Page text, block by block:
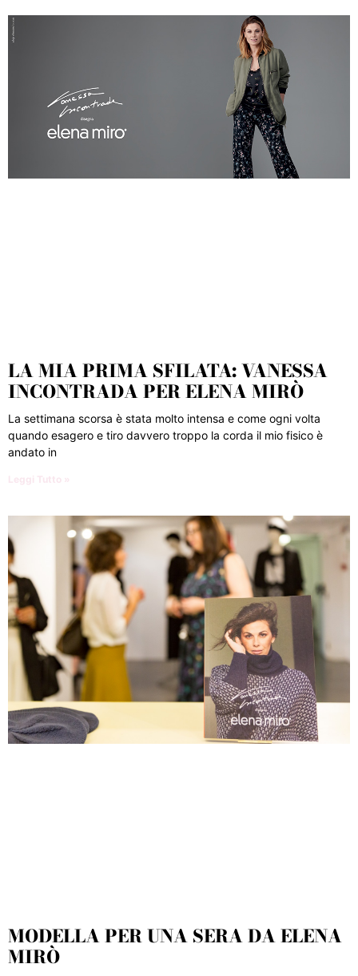
LA MIA PRIMA SFILATA: VANESSA
INCONTRADA PER ELENA MIRÒ
La settimana scorsa è stata molto intensa e come ogni volta
quando esagero e tiro davvero troppo la corda il mio fisico è
andato in
Leggi Tutto »
MODELLA PER UNA SERA DA ELENA
MIRÒ